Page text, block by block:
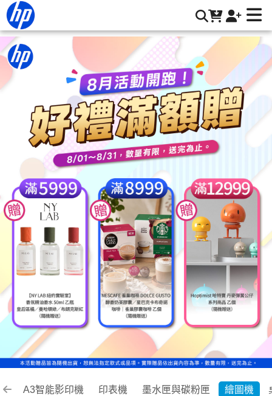
繪圖機底座支架 | HP® 惠普台灣原廠購物網
A3智能影印機 印表機 墨水匣與碳粉匣 繪圖機